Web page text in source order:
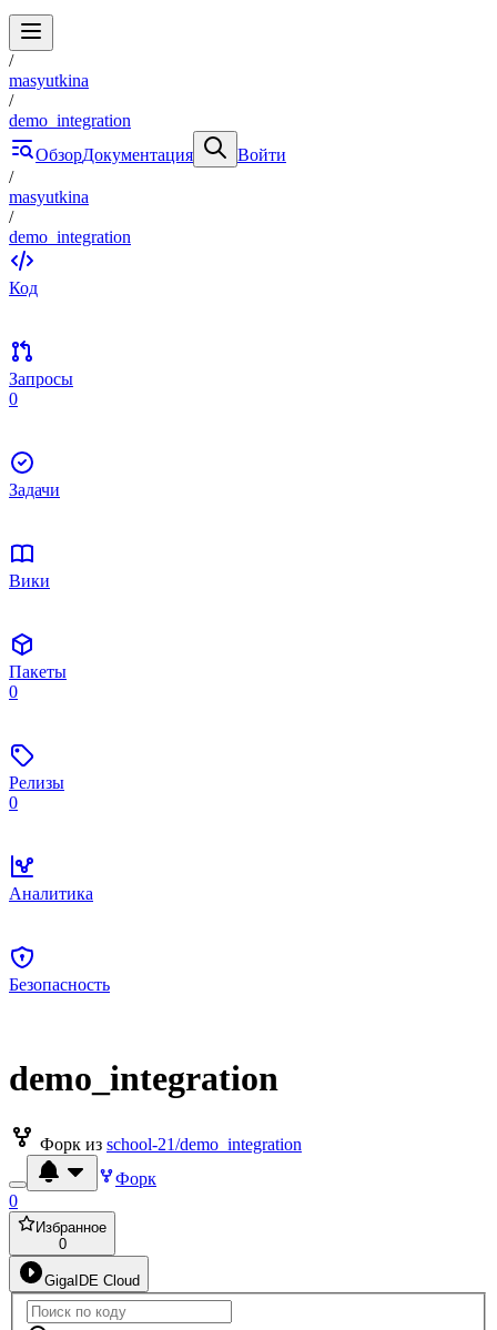
/
masyutkina
/
demo_integration
ОбзорДокументация
Войти
/
masyutkina
/
demo_integration
Код
Запросы
0
Задачи
Вики
Пакеты
0
Релизы
0
Аналитика
Безопасность
demo_integration
Форк из school-21/demo_integration
Форк
0
Избранное
0
GigaIDE Cloud